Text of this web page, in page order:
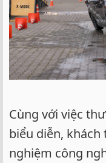
Cùng với việc
biểu diễn,
nghiệm công